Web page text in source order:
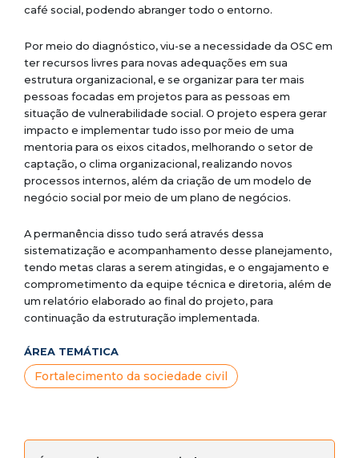
café social, podendo abranger todo o entorno.
Por meio do diagnóstico, viu-se a necessidade da OSC em
ter recursos livres para novas adequações em sua
estrutura organizacional, e se organizar para ter mais
pessoas focadas em projetos para as pessoas em
situação de vulnerabilidade social. O projeto espera gerar
impacto e implementar tudo isso por meio de uma
mentoria para os eixos citados, melhorando o setor de
captação, o clima organizacional, realizando novos
processos internos, além da criação de um modelo de
negócio social por meio de um plano de negócios.
A permanência disso tudo será através dessa
sistematização e acompanhamento desse planejamento,
tendo metas claras a serem atingidas, e o engajamento e
comprometimento da equipe técnica e diretoria, além de
um relatório elaborado ao final do projeto, para
continuação da estruturação implementada.
ÁREA TEMÁTICA
Fortalecimento da sociedade civil